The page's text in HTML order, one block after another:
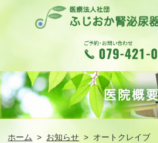
ホーム > お知らせ > オートクレイブ